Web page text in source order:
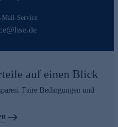
Mail-Service
auf einen Blick
Faire Bedingungen und